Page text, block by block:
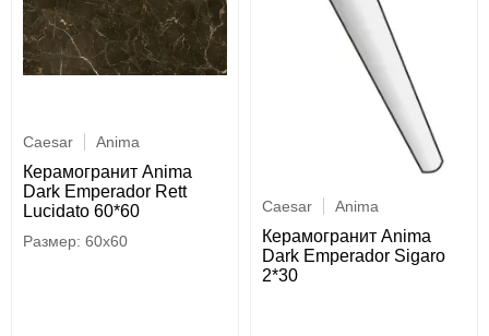
Caesar Anima
Керамогранит Anima
Dark Emperador Rett
Lucidato 60*60
60x60
Caesar Anima
Керамогранит Anima
Dark Emperador Sigaro
2*30